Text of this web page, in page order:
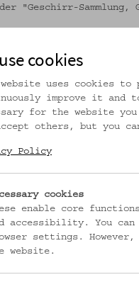
"Geschirr-Sammlung,
oemv1887
cookies
uses cookies
improve it and
for the website
others, but you
Policy
cookies
enable core
accessibility. You can
settings.
website.